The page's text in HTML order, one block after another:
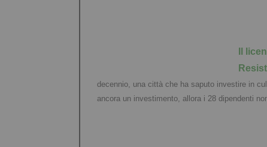
l
decennio, una città che ha saputo investire in
ancora un investimento, allora i 28 dipendenti